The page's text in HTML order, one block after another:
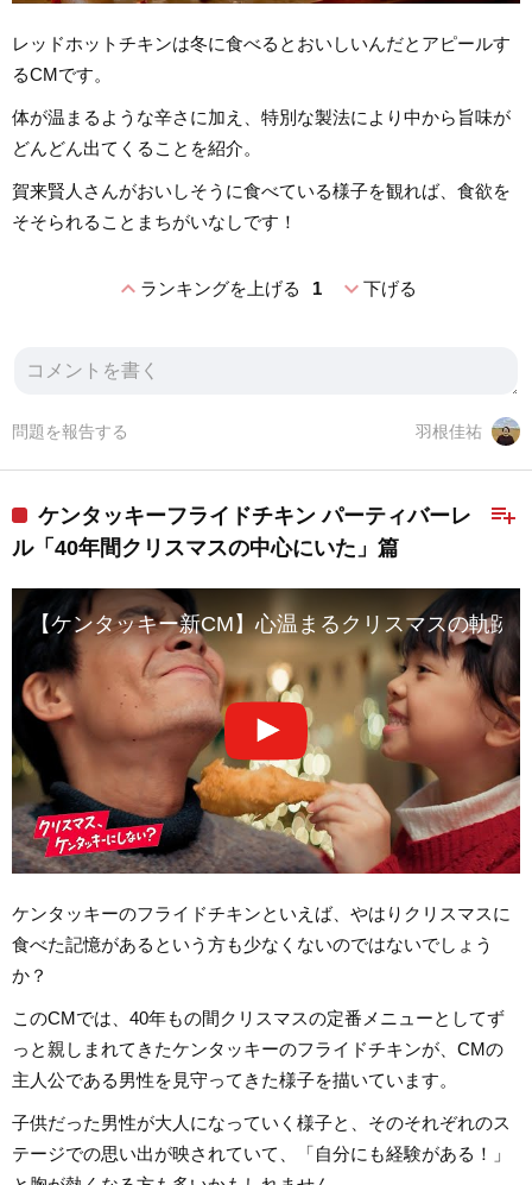
レッドホットチキンは冬に食べるとおいしいんだとアピールす
るCMです。
体が温まるような辛さに加え、特別な製法により中から旨味が
どんどん出てくることを紹介。
賀来賢人さんがおいしそうに食べている様子を観れば、食欲を
そそられることまちがいなしです！
expand_lessランキングを上げる 1 expand_more下げる
羽根佳祐
問題を報告する
playlist_add
ケンタッキーフライドチキン パーティバーレ
ル「40年間クリスマスの中心にいた」篇
【ケンタッキー新CM】心温まるクリスマスの軌
ケンタッキーのフライドチキンといえば、やはりクリスマスに
食べた記憶があるという方も少なくないのではないでしょう
か？
このCMでは、40年もの間クリスマスの定番メニューとしてず
っと親しまれてきたケンタッキーのフライドチキンが、CMの
主人公である男性を見守ってきた様子を描いています。
子供だった男性が大人になっていく様子と、そのそれぞれのス
テージでの思い出が映されていて、「自分にも経験がある！」